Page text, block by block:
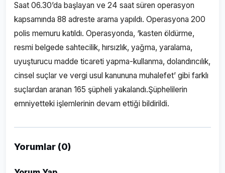
Saat 06.30’da başlayan ve 24 saat süren operasyon
kapsamında 88 adreste arama yapıldı. Operasyona 200
polis memuru katıldı. Operasyonda, ‘kasten öldürme,
resmi belgede sahtecilik, hırsızlık, yağma, yaralama,
uyuşturucu madde ticareti yapma-kullanma, dolandırıcılık,
cinsel suçlar ve vergi usul kanununa muhalefet’ gibi farklı
suçlardan aranan 165 şüpheli yakalandı.Şüphelilerin
emniyetteki işlemlerinin devam ettiği bildirildi.
Yorumlar (0)